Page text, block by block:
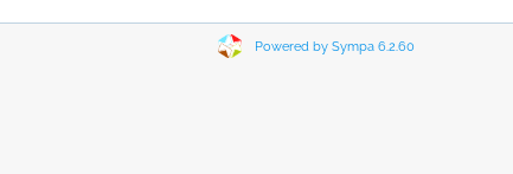
Powered by Sympa 6.2.60